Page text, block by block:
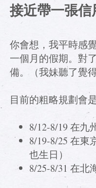
接近帶一張
你會想，我平時感
一個月的假期。對
備。（我妹聽了覺
目前的粗略規劃會
8/12-8/19 在九
8/19-8/25 在東
也生日）
8/25-8/31 在北